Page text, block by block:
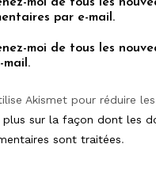
par e-mail.
moi de tous les
mail.
Akismet pour réduire
plus sur la façon dont les
sont traitées.